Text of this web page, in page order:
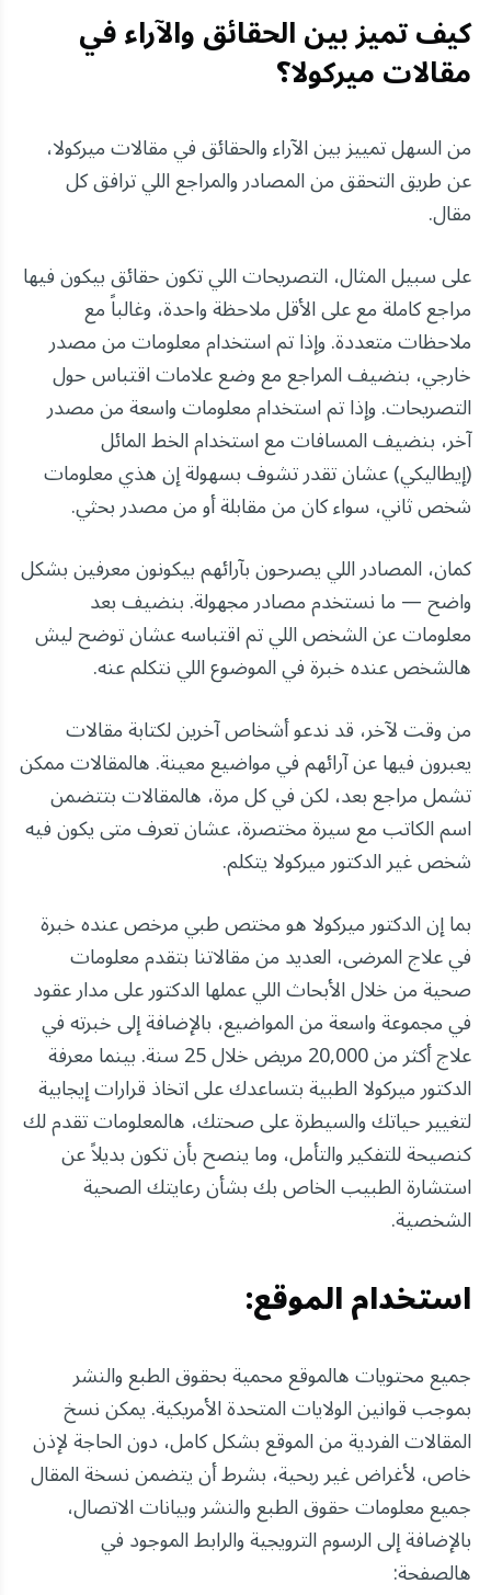
كيف تميز بين الحقائق والآراء في
مقالات ميركولا؟
من السهل تمييز بين الآراء والحقائق في مقالات ميركولا،
عن طريق التحقق من المصادر والمراجع اللي ترافق كل
مقال.
على سبيل المثال، التصريحات اللي تكون حقائق بيكون فيها
مراجع كاملة مع على الأقل ملاحظة واحدة، وغالباً مع
ملاحظات متعددة. وإذا تم استخدام معلومات من مصدر
خارجي، بنضيف المراجع مع وضع علامات اقتباس حول
التصريحات. وإذا تم استخدام معلومات واسعة من مصدر
آخر، بنضيف المسافات مع استخدام الخط المائل
(إيطاليكي) عشان تقدر تشوف بسهولة إن هذي معلومات
شخص ثاني، سواء كان من مقابلة أو من مصدر بحثي.
كمان، المصادر اللي يصرحون بآرائهم بيكونون معرفين بشكل
واضح — ما نستخدم مصادر مجهولة. بنضيف بعد
معلومات عن الشخص اللي تم اقتباسه عشان توضح ليش
هالشخص عنده خبرة في الموضوع اللي نتكلم عنه.
من وقت لآخر، قد ندعو أشخاص آخرين لكتابة مقالات
يعبرون فيها عن آرائهم في مواضيع معينة. هالمقالات ممكن
تشمل مراجع بعد، لكن في كل مرة، هالمقالات بتتضمن
اسم الكاتب مع سيرة مختصرة، عشان تعرف متى يكون فيه
شخص غير الدكتور ميركولا يتكلم.
بما إن الدكتور ميركولا هو مختص طبي مرخص عنده خبرة
في علاج المرضى، العديد من مقالاتنا بتقدم معلومات
صحية من خلال الأبحاث اللي عملها الدكتور على مدار عقود
في مجموعة واسعة من المواضيع، بالإضافة إلى خبرته في
علاج أكثر من 20,000 مريض خلال 25 سنة. بينما معرفة
الدكتور ميركولا الطبية بتساعدك على اتخاذ قرارات إيجابية
لتغيير حياتك والسيطرة على صحتك، هالمعلومات تقدم لك
كنصيحة للتفكير والتأمل، وما ينصح بأن تكون بديلاً عن
استشارة الطبيب الخاص بك بشأن رعايتك الصحية
الشخصية.
استخدام الموقع:
جميع محتويات هالموقع محمية بحقوق الطبع والنشر
بموجب قوانين الولايات المتحدة الأمريكية. يمكن نسخ
المقالات الفردية من الموقع بشكل كامل، دون الحاجة لإذن
خاص، لأغراض غير ربحية، بشرط أن يتضمن نسخة المقال
جميع معلومات حقوق الطبع والنشر وبيانات الاتصال،
بالإضافة إلى الرسوم الترويجية والرابط الموجود في
هالصفحة: